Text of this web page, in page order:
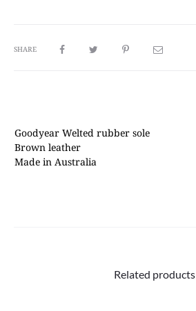
SHARE
Goodyear Welted rubber sole
Brown leather
Made in Australia
Related products